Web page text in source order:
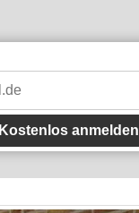
Kostenlos anmelden